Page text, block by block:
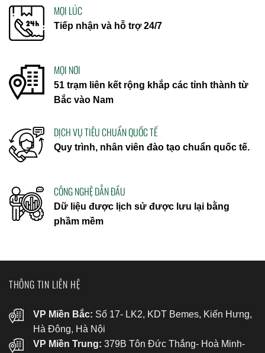
MỌI LÚC
Tiếp nhận và hỗ trợ 24/7
MỌI NƠI
51 trạm liên kết rộng khắp các tỉnh thành từ
Bắc vào Nam
DỊCH VỤ TIÊU CHUẨN QUỐC TẾ
Quy trình, nhân viên đào tạo chuẩn quốc tế.
CÔNG NGHỆ DẪN ĐẦU
Dữ liệu được lịch sử được lưu lại bằng
phầm mềm
THÔNG TIN LIÊN HỆ
VP Miền Bắc: Số 17- LK2, KDT Bemes, Kiến Hưng,
Hà Đông, Hà Nội
VP Miền Trung: 379B Tôn Đức Thắng- Hoà Minh-